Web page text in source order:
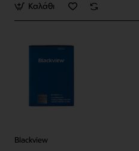
Καλάθι
Blackview